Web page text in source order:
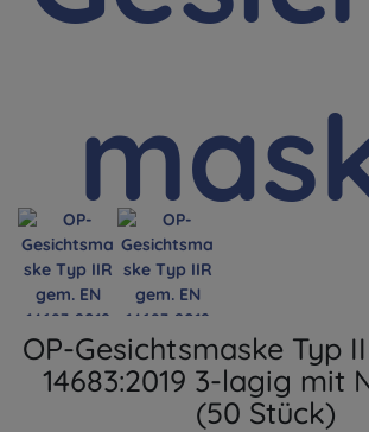
OP-Gesichtsmaske Typ
14683:2019 3-lagig mit
(50 Stück)